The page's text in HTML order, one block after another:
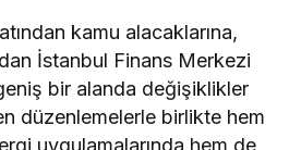
kamu alacaklarına,
İstanbul Finans Merkezi
bir alanda değişiklikler
düzenlemelerle birlikte hem
uygulamalarında hem de